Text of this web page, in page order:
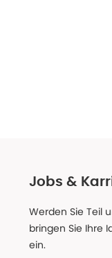
Jobs &
Werden Sie Teil
bringen Sie Ihre
ein.